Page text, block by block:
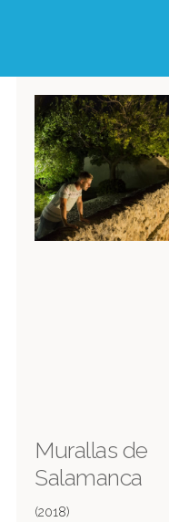
Murallas de
Salamanca
(2018)